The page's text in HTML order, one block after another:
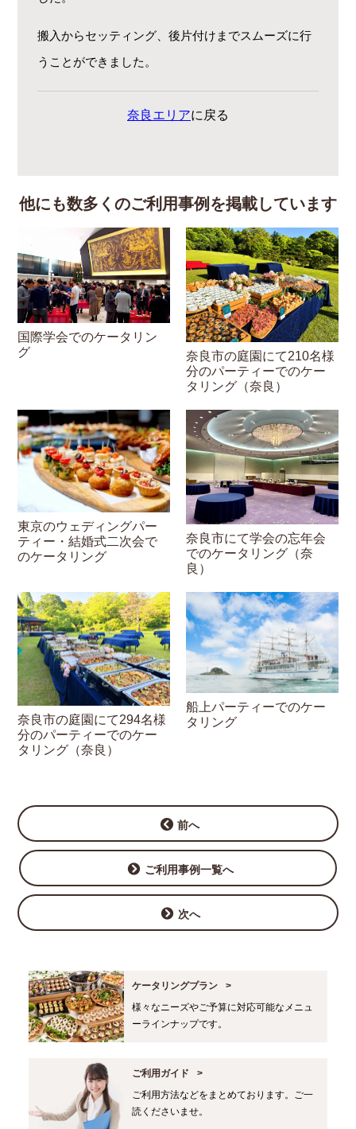
搬入からセッティング、後片付けまでスムーズに行
うことができました。
奈良エリアに戻る
他にも数多くのご利用事例を掲載しています
国際学会でのケータリン
グ
奈良市の庭園にて210名様
分のパーティーでのケー
タリング（奈良）
東京のウェディングパー
ティー・結婚式二次会で
のケータリング
奈良市にて学会の忘年会
でのケータリング（奈
良）
奈良市の庭園にて294名様
分のパーティーでのケー
タリング（奈良）
船上パーティーでのケー
タリング
前へ
ご利用事例一覧へ
次へ
ケータリングプラン
様々なニーズやご予算に対応可能なメニュ
ーラインナップです。
ご利用ガイド
ご利用方法などをまとめております。ご一
読くださいませ。